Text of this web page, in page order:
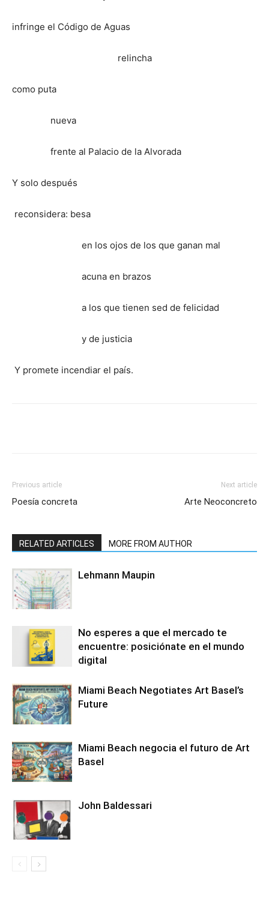
infringe el Código de Aguas
relincha
como puta
nueva
frente al Palacio de la Alvorada
Y solo después
reconsidera: besa
en los ojos de los que ganan mal
acuna en brazos
a los que tienen sed de felicidad
y de justicia
Y promete incendiar el país.
Previous article
Poesía concreta
Next article
Arte Neoconcreto
RELATED ARTICLES MORE FROM AUTHOR
Lehmann Maupin
No esperes a que el mercado te
encuentre: posiciónate en el mundo
digital
Miami Beach Negotiates Art Basel’s
Future
Miami Beach negocia el futuro de Art
Basel
John Baldessari